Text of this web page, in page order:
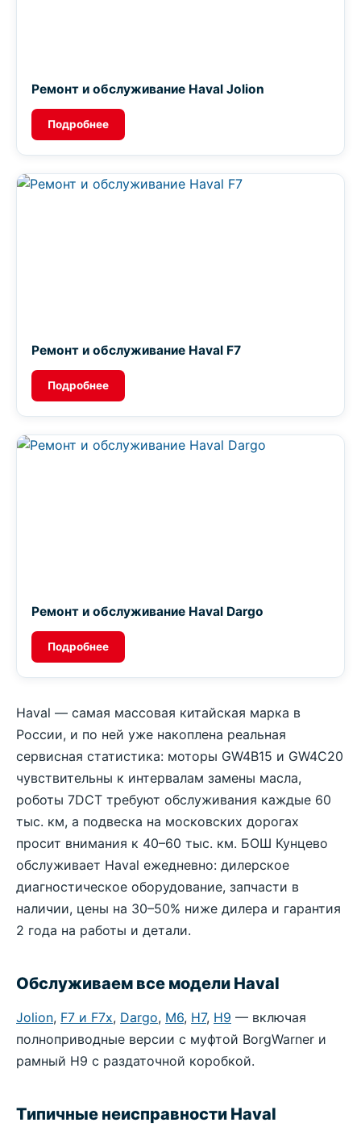
Ремонт и обслуживание Haval Jolion
Подробнее
Ремонт и обслуживание Haval F7
Подробнее
Ремонт и обслуживание Haval Dargo
Подробнее
Haval — самая массовая китайская марка в
России, и по ней уже накоплена реальная
сервисная статистика: моторы GW4B15 и GW4C20
чувствительны к интервалам замены масла,
роботы 7DCT требуют обслуживания каждые 60
тыс. км, а подвеска на московских дорогах
просит внимания к 40–60 тыс. км. БОШ Кунцево
обслуживает Haval ежедневно: дилерское
диагностическое оборудование, запчасти в
наличии, цены на 30–50% ниже дилера и гарантия
2 года на работы и детали.
Обслуживаем все модели Haval
Jolion, F7 и F7x, Dargo, M6, H7, H9 — включая
полноприводные версии с муфтой BorgWarner и
рамный H9 с раздаточной коробкой.
Типичные неисправности Haval